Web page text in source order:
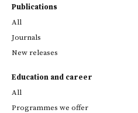
Publications
All
Journals
New releases
Education and career
All
Programmes we offer